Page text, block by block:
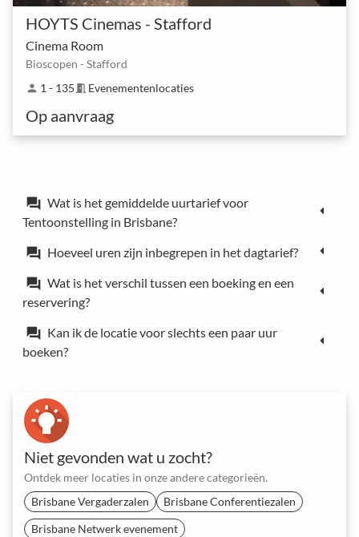
HOYTS Cinemas - Stafford
Cinema Room
Bioscopen - Stafford
person 1 - 135 meeting_room Evenementenlocaties
Op aanvraag
forum Wat is het gemiddelde uurtarief voor
Tentoonstelling in Brisbane?
forum Hoeveel uren zijn inbegrepen in het dagtarief?
forum Wat is het verschil tussen een boeking en een
reservering?
forum Kan ik de locatie voor slechts een paar uur
boeken?
Niet gevonden wat u zocht?
Ontdek meer locaties in onze andere categorieën.
Brisbane Vergaderzalen
Brisbane Conferentiezalen
Brisbane Netwerk evenement